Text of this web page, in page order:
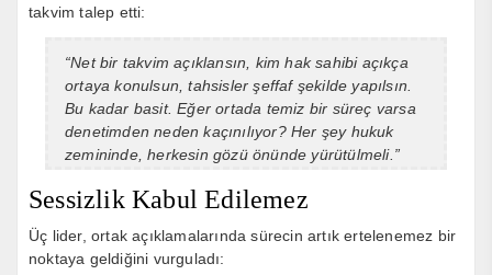
takvim talep etti:
“Net bir takvim açıklansın, kim hak sahibi açıkça
ortaya konulsun, tahsisler şeffaf şekilde yapılsın.
Bu kadar basit. Eğer ortada temiz bir süreç varsa
denetimden neden kaçınılıyor? Her şey hukuk
zemininde, herkesin gözü önünde yürütülmeli.”
Sessizlik Kabul Edilemez
Üç lider, ortak açıklamalarında sürecin artık ertelenemez bir
noktaya geldiğini vurguladı: